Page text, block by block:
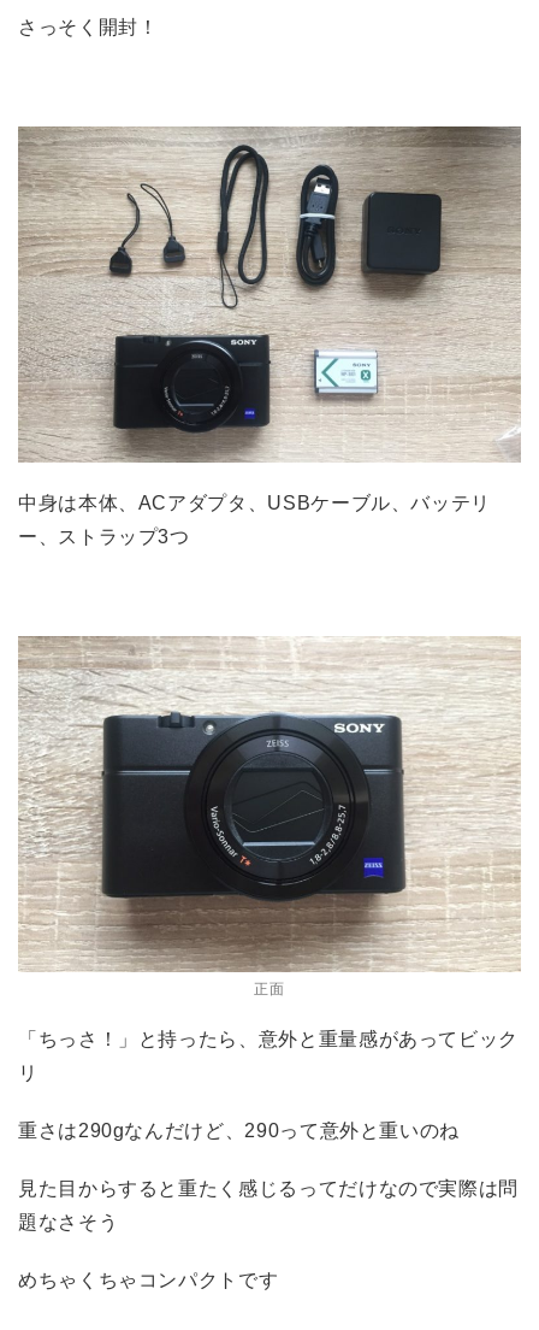
さっそく開封！
中身は本体、ACアダプタ、USBケーブル、バッテリ
ー、ストラップ3つ
正面
「ちっさ！」と持ったら、意外と重量感があってビック
リ
重さは290gなんだけど、290って意外と重いのね
見た目からすると重たく感じるってだけなので実際は問
題なさそう
めちゃくちゃコンパクトです